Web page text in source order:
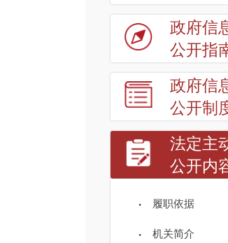
政府信
公开指
政府信
公开制
法定主
公开内
履职依据
机关简介